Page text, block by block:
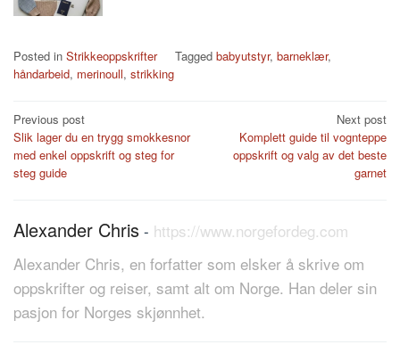
Posted in Strikkeoppskrifter Tagged babyutstyr, barneklær,
håndarbeid, merinoull, strikking
Post
navigation
Previous post
Slik lager du en trygg smokkesnor
med enkel oppskrift og steg for
steg guide
Next post
Komplett guide til vognteppe
oppskrift og valg av det beste
garnet
Alexander Chris - https://www.norgefordeg.com
Alexander Chris, en forfatter som elsker å skrive om
oppskrifter og reiser, samt alt om Norge. Han deler sin
pasjon for Norges skjønnhet.